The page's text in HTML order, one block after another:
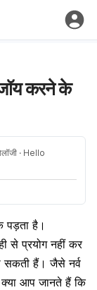
करने के
· Hello
पड़ता है।
से प्रयोग नहीं कर
सकती हैं। जैसे नर्व
आप जानते हैं कि